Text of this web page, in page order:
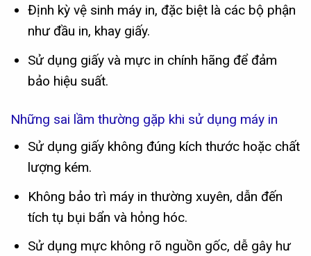
Định kỳ vệ sinh máy in, đặc biệt là các bộ phận
như đầu in, khay giấy.
Sử dụng giấy và mực in chính hãng để đảm
bảo hiệu suất.
Những sai lầm thường gặp khi sử dụng máy in
Sử dụng giấy không đúng kích thước hoặc chất
lượng kém.
Không bảo trì máy in thường xuyên, dẫn đến
tích tụ bụi bẩn và hỏng hóc.
Sử dụng mực không rõ nguồn gốc, dễ gây hư